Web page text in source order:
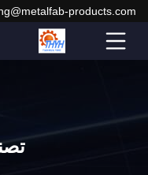
products.com